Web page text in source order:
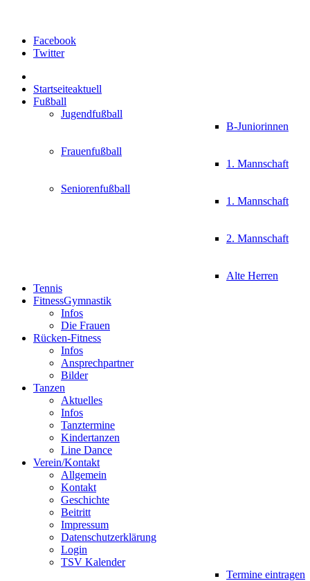
Facebook
Twitter
Startseiteaktuell
Fußball
Jugendfußball
B-Juniorinnen
Frauenfußball
1. Mannschaft
Seniorenfußball
1. Mannschaft
2. Mannschaft
Alte Herren
Tennis
FitnessGymnastik
Infos
Die Frauen
Rücken-Fitness
Infos
Ansprechpartner
Bilder
Tanzen
Aktuelles
Infos
Tanztermine
Kindertanzen
Line Dance
Verein/Kontakt
Allgemein
Kontakt
Geschichte
Beitritt
Impressum
Datenschutzerklärung
Login
TSV Kalender
Termine eintragen